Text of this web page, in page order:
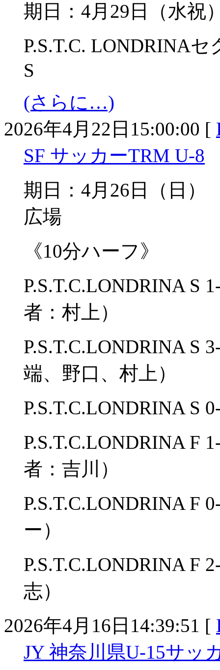
期日：4月29日（水
P.S.T.C. LONDRINA
S
(さらに…)
2026年4月22日15:00:00 [
SF サッカーTRM U-8
期日：4月26日（日
広場
《10分ハーフ》
P.S.T.C.LONDRINA S
者：村上）
P.S.T.C.LONDRINA S
端、野口、村上）
P.S.T.C.LONDRINA S
P.S.T.C.LONDRINA F
者：吉川）
P.S.T.C.LONDRINA F
ー）
P.S.T.C.LONDRINA F
志）
2026年4月16日14:39:51 [
JY 神奈川県U-15サッ